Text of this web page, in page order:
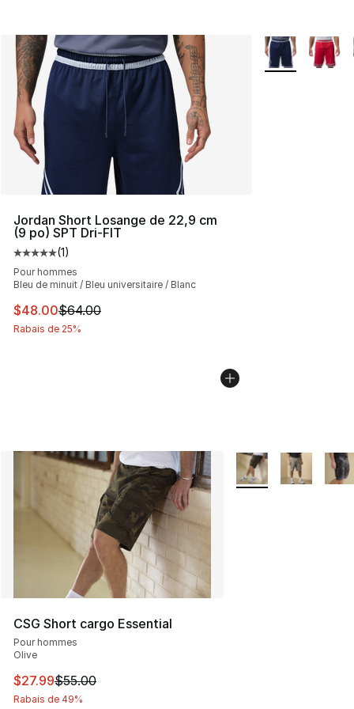
Jordan Short Losange de 22,9 cm
(9 po) SPT Dri-FIT
Cote moyenne du client - [5 sur 5 étoiles], 1
(1)
Pour hommes
Bleu de minuit / Bleu universitaire / Blanc
Cet article est en solde. Le prix est passé de $64.00 à
$48.00$64.00
Rabais de 25%
Plus de
CSG Short cargo Essential
Pour hommes
Olive
Cet article est en solde. Le prix est passé de $55.00 à
$27.99$55.00
Rabais de 49%
Plus de couleurs